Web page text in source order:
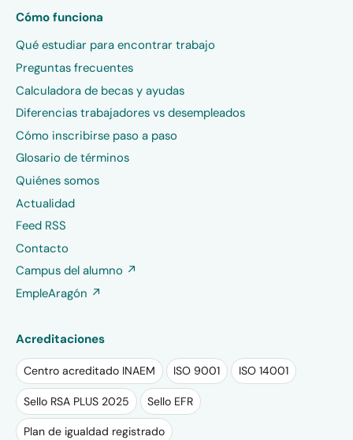
Cómo funciona
Qué estudiar para encontrar trabajo
Preguntas frecuentes
Calculadora de becas y ayudas
Diferencias trabajadores vs desempleados
Cómo inscribirse paso a paso
Glosario de términos
Quiénes somos
Actualidad
Feed RSS
Contacto
Campus del alumno ↗
EmpleAragón ↗
Acreditaciones
Centro acreditado INAEM ISO 9001 ISO 14001
Sello RSA PLUS 2025 Sello EFR
Plan de igualdad registrado